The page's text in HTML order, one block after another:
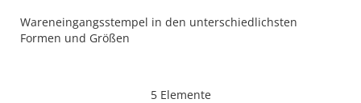
Wareneingangsstempel in den unterschiedlichsten
Formen und Größen
5Elemente